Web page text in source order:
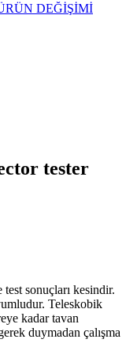
DEĞİŞİMİ
tester
sonuçları kesindir.
Teleskobik
kadar tavan
duymadan çalışma